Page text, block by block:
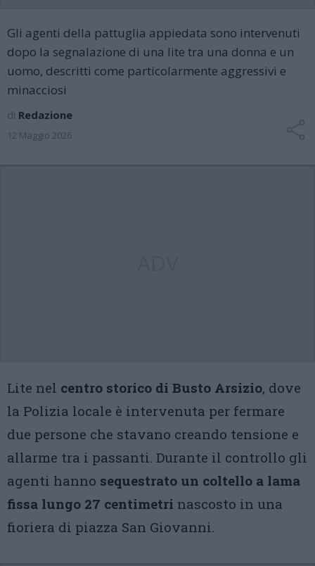
Gli agenti della pattuglia appiedata sono intervenuti
dopo la segnalazione di una lite tra una donna e un
uomo, descritti come particolarmente aggressivi e
minacciosi
di Redazione
12 Maggio 2026
Lite nel centro storico di Busto Arsizio, dove
la Polizia locale è intervenuta per fermare
due persone che stavano creando tensione e
allarme tra i passanti. Durante il controllo gli
agenti hanno sequestrato un coltello a lama
fissa lungo 27 centimetri nascosto in una
fioriera di piazza San Giovanni.